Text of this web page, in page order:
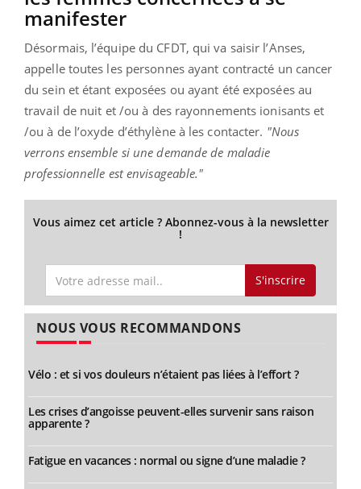
manifester
Désormais, l’équipe du CFDT, qui va saisir l’Anses,
appelle toutes les personnes ayant contracté un cancer
du sein et étant exposées ou ayant été exposées au
travail de nuit et /ou à des rayonnements ionisants et
/ou à de l’oxyde d’éthylène à les contacter. "Nous
verrons ensemble si une demande de maladie
professionnelle est envisageable."
Vous aimez cet article ? Abonnez-vous à la newsletter
!
S'inscrire
NOUS VOUS RECOMMANDONS
Vélo : et si vos douleurs n’étaient pas liées à l’effort ?
Les crises d’angoisse peuvent-elles survenir sans raison
apparente ?
Fatigue en vacances : normal ou signe d’une maladie ?